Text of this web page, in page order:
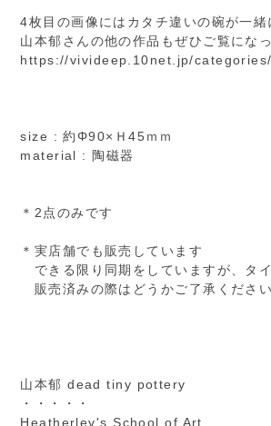
4枚目の画像にはカタチ違いの碗が一緒
山本郁さんの他の作品もぜひご覧にな
https://vivideep.10net.jp/
size : 約Φ90×Ｈ45ｍｍ
material : 陶磁器
＊2点のみです
＊実店舗でも販売しています
できる限り同期をしていますが、タ
販売済みの際はどうかご了承ください
山本郁 dead tiny pottery
・・・・・
Heatherley's School of Art